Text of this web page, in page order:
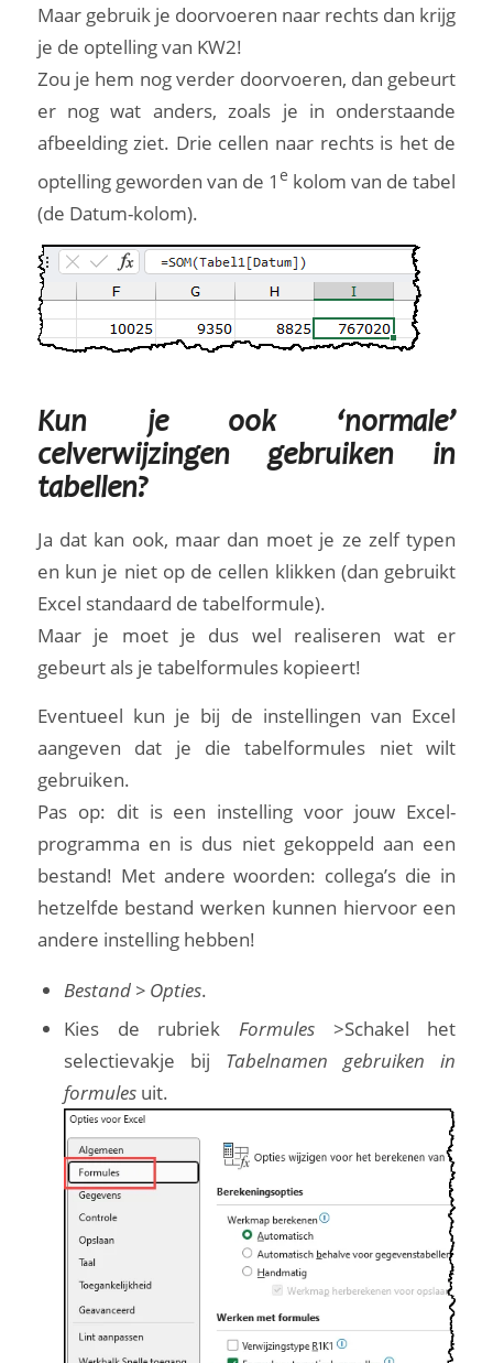
Maar gebruik je doorvoeren naar rechts dan krijg
je de optelling van KW2!
Zou je hem nog verder doorvoeren, dan gebeurt
er nog wat anders, zoals je in onderstaande
afbeelding ziet. Drie cellen naar rechts is het de
optelling geworden van de 1 e kolom van de tabel
(de Datum-kolom).
Kun je ook ‘normale’
celverwijzingen gebruiken in
tabellen?
Ja dat kan ook, maar dan moet je ze zelf typen
en kun je niet op de cellen klikken (dan gebruikt
Excel standaard de tabelformule).
Maar je moet je dus wel realiseren wat er
gebeurt als je tabelformules kopieert!
Eventueel kun je bij de instellingen van Excel
aangeven dat je die tabelformules niet wilt
gebruiken.
Pas op: dit is een instelling voor jouw Excel-
programma en is dus niet gekoppeld aan een
bestand! Met andere woorden: collega’s die in
hetzelfde bestand werken kunnen hiervoor een
andere instelling hebben!
Bestand > Opties.
Kies de rubriek Formules>Schakel het
selectievakje bij Tabelnamen gebruiken in
formulesuit.